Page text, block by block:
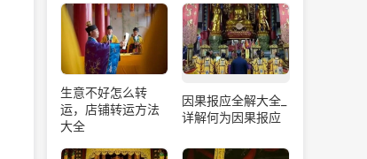
生意不好怎么转
运，店铺转运方法
大全
因果报应全解大全_
详解何为因果报应